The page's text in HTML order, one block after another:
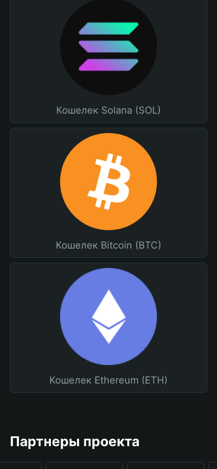
Кошелек Solana (SOL)
Кошелек Bitcoin (BTC)
Кошелек Ethereum (ETH)
Партнеры проекта